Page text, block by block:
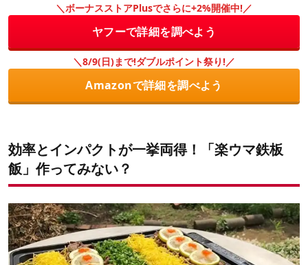
＼ボーナスストアPlusでさらに+2%開催中!／
ヤフーで詳細を調べよう
＼8/9(日)まで!ダブルポイント祭り!／
Amazonで詳細を調べよう
効率とインパクトが一挙両得！「楽ウマ鉄板
飯」作ってみない？